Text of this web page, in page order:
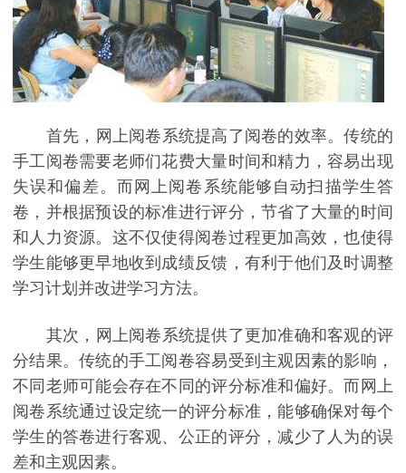
首先，网上阅卷系统提高了阅卷的效率。传统的
手工阅卷需要老师们花费大量时间和精力，容易出现
失误和偏差。而网上阅卷系统能够自动扫描学生答
卷，并根据预设的标准进行评分，节省了大量的时间
和人力资源。这不仅使得阅卷过程更加高效，也使得
学生能够更早地收到成绩反馈，有利于他们及时调整
学习计划并改进学习方法。
其次，网上阅卷系统提供了更加准确和客观的评
分结果。传统的手工阅卷容易受到主观因素的影响，
不同老师可能会存在不同的评分标准和偏好。而网上
阅卷系统通过设定统一的评分标准，能够确保对每个
学生的答卷进行客观、公正的评分，减少了人为的误
差和主观因素。